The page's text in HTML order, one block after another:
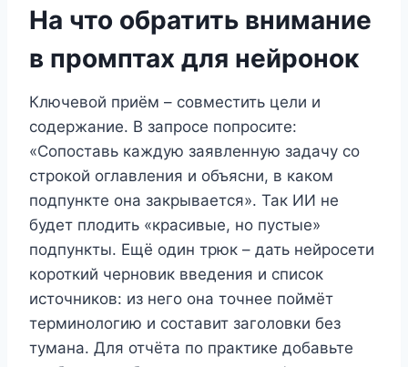
На что обратить внимание
в промптах для нейронок
Ключевой приём – совместить цели и
содержание. В запросе попросите:
«Сопоставь каждую заявленную задачу со
строкой оглавления и объясни, в каком
подпункте она закрывается». Так ИИ не
будет плодить «красивые, но пустые»
подпункты. Ещё один трюк – дать нейросети
короткий черновик введения и список
источников: из него она точнее поймёт
терминологию и составит заголовки без
тумана. Для отчёта по практике добавьте